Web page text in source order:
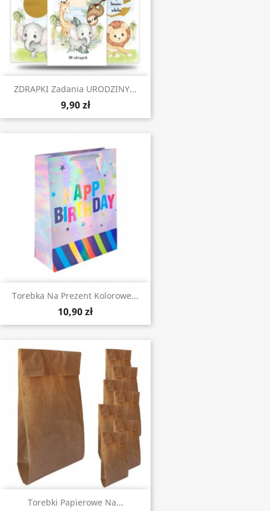
ZDRAPKI Zadania URODZINY...
9,90 zł
Torebka Na Prezent Kolorowe...
10,90 zł
Torebki Papierowe Na...